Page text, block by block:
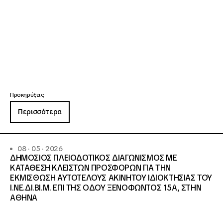
Προκηρύξεις
Περισσότερα
08 · 05 · 2026
ΔΗΜΟΣΙΟΣ ΠΛΕΙΟΔΟΤΙΚΟΣ ΔΙΑΓΩΝΙΣΜΟΣ ΜΕ
ΚΑΤΑΘΕΣΗ ΚΛΕΙΣΤΩΝ ΠΡΟΣΦΟΡΩΝ ΓΙΑ ΤΗΝ
ΕΚΜΙΣΘΩΣΗ ΑΥΤΟΤΕΛΟΥΣ ΑΚΙΝΗΤΟΥ ΙΔΙΟΚΤΗΣΙΑΣ ΤΟΥ
Ι.ΝΕ.ΔΙ.ΒΙ.Μ. ΕΠΙ ΤΗΣ ΟΔΟΥ ΞΕΝΟΦΩΝΤΟΣ 15Α, ΣΤΗΝ
ΑΘΗΝΑ